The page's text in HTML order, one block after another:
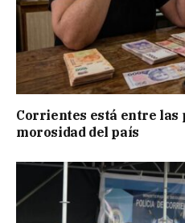
Corrientes está entre las
morosidad del país